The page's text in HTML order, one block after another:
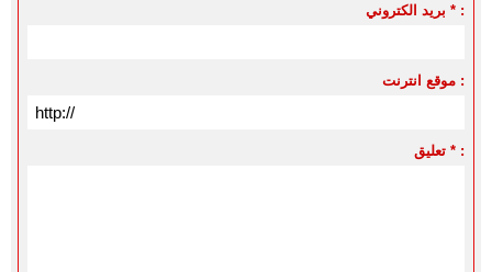
بريد الكتروني * :
موقع انترنت :
تعليق * :